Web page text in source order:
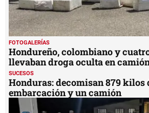
FOTOGALERÍAS
Hondureño, colombiano y
llevaban droga oculta en
SUCESOS
Honduras: decomisan 879 kilos
embarcación y un camión